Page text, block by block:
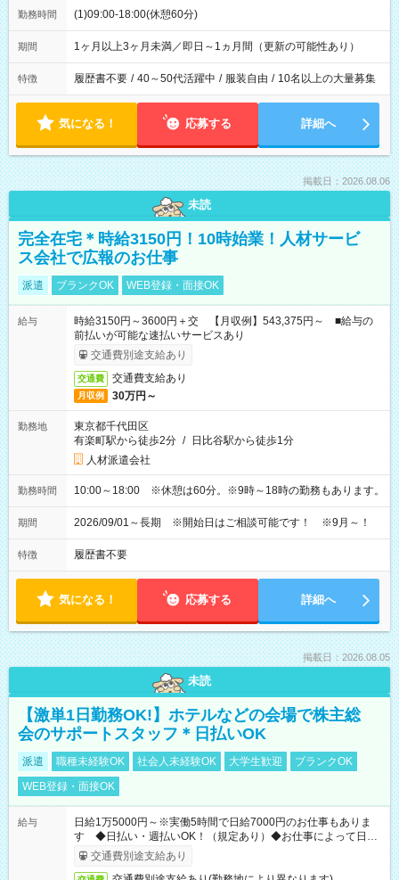
勤務時間 (1)09:00-18:00(休憩60分)
期間 1ヶ月以上3ヶ月未満／即日～1ヵ月間（更新の可能性あり）
特徴 履歴書不要 / 40～50代活躍中 / 服装自由 / 10名以上の大量募集
気になる！ 応募する 詳細へ
掲載日：2026.08.06
未読
完全在宅＊時給3150円！10時始業！人材サービ
ス会社で広報のお仕事
派遣 ブランクOK WEB登録・面接OK
給与
時給3150円～3600円＋交 【月収例】543,375円～ ■給与の
前払いが可能な速払いサービスあり
交通費別途支給あり
交通費 交通費支給あり
月収例 30万円～
勤務地
東京都千代田区
有楽町駅から徒歩2分 / 日比谷駅から徒歩1分
人材派遣会社
勤務時間 10:00～18:00 ※休憩は60分。※9時～18時の勤務もあります。
期間 2026/09/01～長期 ※開始日はご相談可能です！ ※9月～！
特徴 履歴書不要
気になる！ 応募する 詳細へ
掲載日：2026.08.05
未読
【激単1日勤務OK!】ホテルなどの会場で株主総
会のサポートスタッフ＊日払いOK
派遣 職種未経験OK 社会人未経験OK 大学生歓迎
ブランクOK
WEB登録・面接OK
給与
日給1万5000円～※実働5時間で日給7000円のお仕事もありま
す ◆日払い・週払いOK！（規定あり）◆お仕事によって日給
も異なります
交通費別途支給あり